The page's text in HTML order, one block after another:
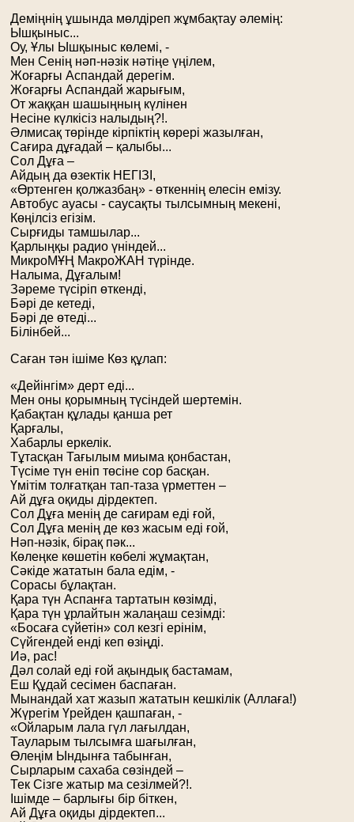
Деміңнің ұшында мөлдіреп жұмбақтау әлемің:
Ышқыныс...
Оу, Ұлы Ышқыныс көлемі, -
Мен Сенің нәп-нәзік нәтіңе үңілем,
Жоғарғы Аспандай дерегім.
Жоғарғы Аспандай жарығым,
От жаққан шашыңның күлінен
Несіне күлкісіз налыдың?!.
Әлмисақ төрінде кірпіктің көрері жазылған,
Сағира дұғадай – қалыбы...
Сол Дұға –
Айдың да өзектік НЕГІЗІ,
«Өртенген қолжазбаң» - өткеннің елесін емізу.
Автобус ауасы - саусақты тылсымның мекені,
Көңілсіз егізім.
Сырғиды тамшылар...
Қарлыңқы радио үніндей...
МикроМҰҢ МакроЖАН түрінде.
Налыма, Дұғалым!
Зәреме түсіріп өткенді,
Бәрі де кетеді,
Бәрі де өтеді...
Білінбей...
Саған тән ішіме Көз құлап:
«Дейінгім» дерт еді...
Мен оны қорымның түсіндей шертемін.
Қабақтан құлады қанша рет
Қарғалы,
Хабарлы еркелік.
Тұтасқан Тағылым миыма қонбастан,
Түсіме түн еніп төсіне сор басқан.
Үмітім толғатқан тап-таза үрметтен –
Ай дұға оқиды дірдектеп.
Сол Дұға менің де сағирам еді ғой,
Сол Дұға менің де көз жасым еді ғой,
Нәп-нәзік, бірақ пәк...
Көлеңке көшетін көбелі жұмақтан,
Сәкіде жататын бала едім, -
Сорасы бұлақтан.
Қара түн Аспанға тартатын көзімді,
Қара түн ұрлайтын жалаңаш сезімді:
«Босаға сүйетін» сол кезгі ерінім,
Сүйгендей енді кеп өзіңді.
Иә, рас!
Дәл солай еді ғой ақындық бастамам,
Еш Құдай сесімен баспаған.
Мынандай хат жазып жататын кешкілік (Аллаға!)
Жүрегім Үрейден қашпаған, -
«Ойларым лала гүл лағылдан,
Тауларым тылсымға шағылған,
Өлеңім Ындынға табынған,
Сырларым сахаба сөзіндей –
Тек Сізге жатыр ма сезілмей?!.
Ішімде – барлығы бір біткен,
Ай Дұға оқиды дірдектеп...